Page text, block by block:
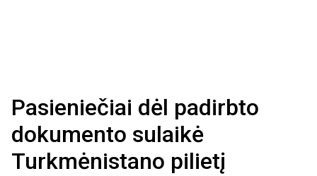
Pasieniečiai dėl padirbto
dokumento sulaikė
Turkmėnistano pilietį